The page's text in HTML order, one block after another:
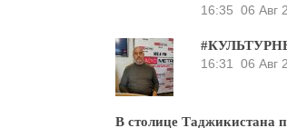
16:35 06 Авг
16:31
06 Авг
В столице Таджикистана